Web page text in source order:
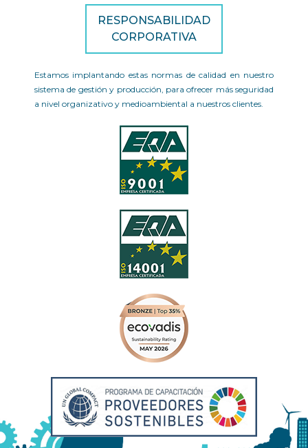
RESPONSABILIDAD
CORPORATIVA
Estamos implantando estas normas de calidad en nuestro
sistema de gestión y producción, para ofrecer más seguridad
a nivel organizativo y medioambiental a nuestros clientes.